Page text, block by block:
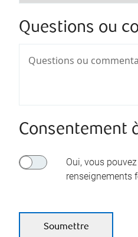
Questions ou
Consentement
Oui, vous
renseignements